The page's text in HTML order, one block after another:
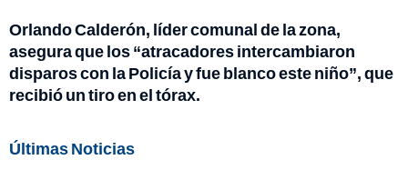
Orlando Calderón, líder comunal de la zona,
asegura que los “atracadores intercambiaron
disparos con la Policía y fue blanco este niño”, que
recibió un tiro en el tórax.
Últimas Noticias